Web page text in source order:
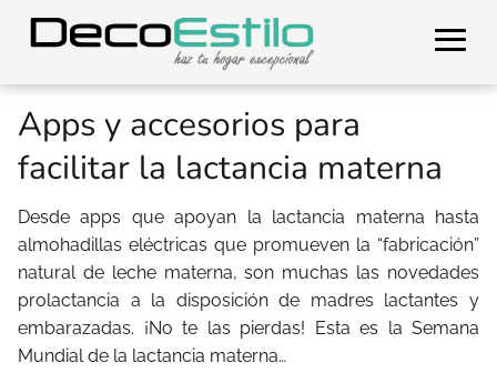
Apps y accesorios para
facilitar la lactancia materna
Desde apps que apoyan la lactancia materna hasta
almohadillas eléctricas que promueven la “fabricación”
natural de leche materna, son muchas las novedades
prolactancia a la disposición de madres lactantes y
embarazadas. ¡No te las pierdas! Esta es la Semana
Mundial de la lactancia materna…